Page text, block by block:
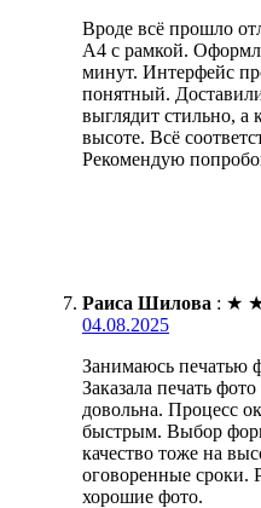
Вроде всё прошло
А4 с рамкой.
минут. Интерфейс
понятный.
выглядит стильно, а
высоте. Всё
Рекомендую
Раиса Шилова : ★
04.08.2025
Занимаюсь печатью
Заказала печать
довольна. Процесс
быстрым. Выбор
качество тоже на
оговоренные сроки.
хорошие фото.